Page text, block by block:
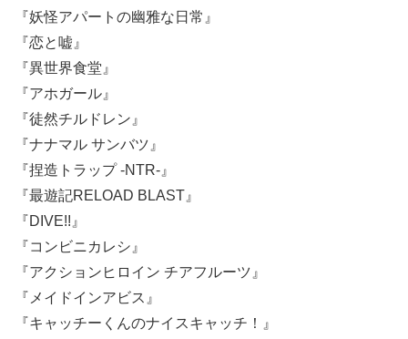
『妖怪アパートの幽雅な日常』
『恋と嘘』
『異世界食堂』
『アホガール』
『徒然チルドレン』
『ナナマル サンバツ』
『捏造トラップ -NTR-』
『最遊記RELOAD BLAST』
『DIVE!!』
『コンビニカレシ』
『アクションヒロイン チアフルーツ』
『メイドインアビス』
『キャッチーくんのナイスキャッチ！』